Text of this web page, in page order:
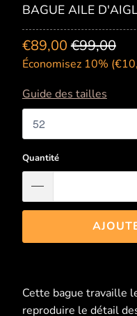
BAGUE AILE
€89,00 €99,00
Économisez 10% (
Guide des tailles
Quantité
Cette bague travaille
reproduire le détail